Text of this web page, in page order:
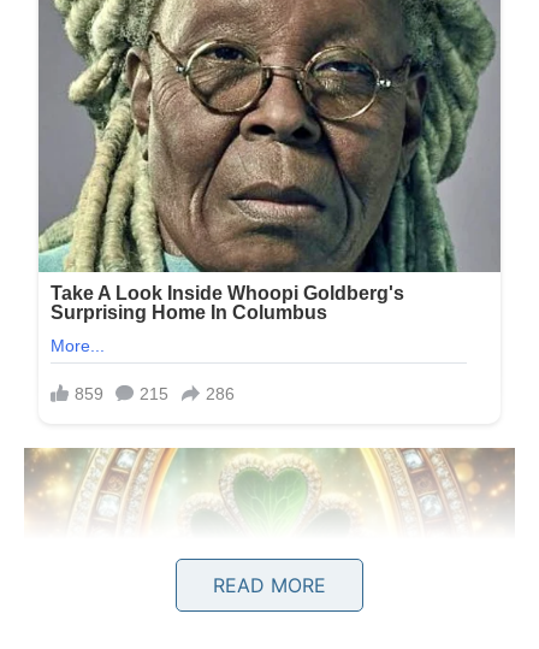
READ MORE